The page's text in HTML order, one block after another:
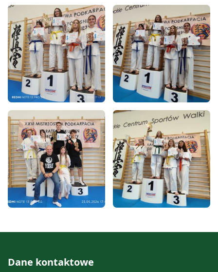
Dane kontaktowe